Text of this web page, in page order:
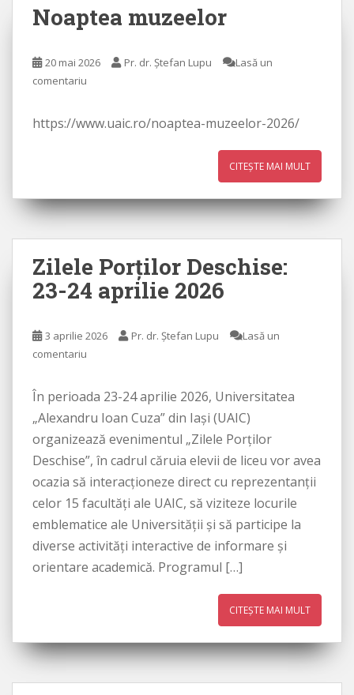
Noaptea muzeelor
20 mai 2026 Pr. dr. Ștefan Lupu
Lasă un
comentariu
https://www.uaic.ro/noaptea-muzeelor-2026/
CITEȘTE MAI MULT
Zilele Porţilor Deschise:
23-24 aprilie 2026
3 aprilie 2026 Pr. dr. Ștefan Lupu
Lasă un
comentariu
În perioada 23-24 aprilie 2026, Universitatea
„Alexandru Ioan Cuza” din Iași (UAIC)
organizează evenimentul „Zilele Porţilor
Deschise”, în cadrul căruia elevii de liceu vor avea
ocazia să interacționeze direct cu reprezentanții
celor 15 facultăți ale UAIC, să viziteze locurile
emblematice ale Universității și să participe la
diverse activități interactive de informare și
orientare academică. Programul […]
CITEȘTE MAI MULT